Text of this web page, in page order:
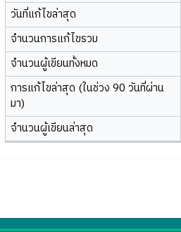
วันที่แก้ไขล่าสุด
จำนวนการแก้ไขรวม
จำนวนผู้เขียนทั้งหมด
การแก้ไขล่าสุด (ในช่วง 90 วันที่ผ่าน
มา)
จำนวนผู้เขียนล่าสุด